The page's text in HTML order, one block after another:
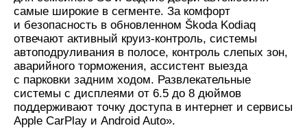
самые широкие в сегменте. За комфорт
и безопасность в обновленном Škoda Kodiaq
отвечают активный круиз-контроль, системы
автоподруливания в полосе, контроль слепых зон,
аварийного торможения, ассистент выезда
с парковки задним ходом. Развлекательные
системы с дисплеями от 6.5 до 8 дюймов
поддерживают точку доступа в интернет и сервисы
Apple CarPlay и Android Auto».